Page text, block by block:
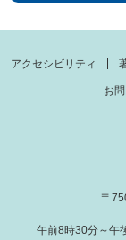
アクセシビリティ
お
〒
午前8時30分～午